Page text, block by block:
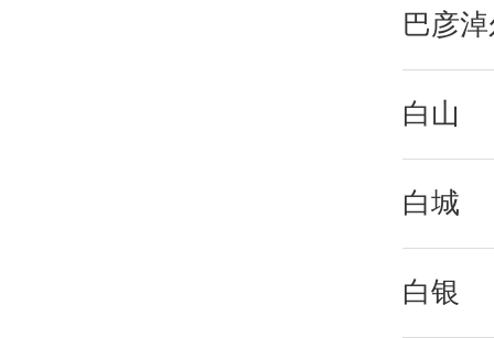
巴彦
白山
白城
白银